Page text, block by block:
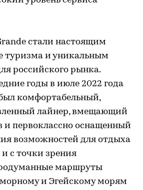
стали настоящим
туризма и уникальным
российского рынка.
годы в июле 2022 года
комфортабельный,
лайнер, вмещающий
и первоклассно оснащенный
возможностей для отдыха
с точки зрения
маршруты
и Эгейскому морям